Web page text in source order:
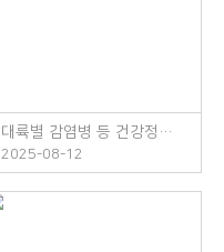
대륙별 감염병 등 건강정보 소책자 발간 안내
2025-08-12